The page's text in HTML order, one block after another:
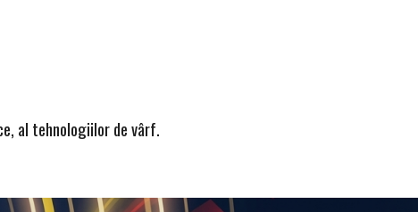
al tehnologiilor de vârf.